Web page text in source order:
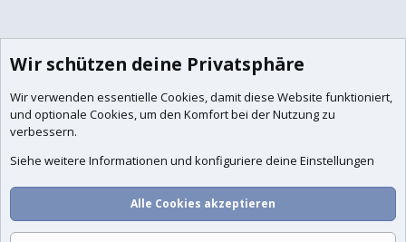
Wir schützen deine Privatsphäre
Wir verwenden essentielle Cookies, damit diese Website funktioniert,
und optionale Cookies, um den Komfort bei der Nutzung zu
verbessern.
Siehe weitere Informationen und konfiguriere deine Einstellungen
Alle Cookies akzeptieren